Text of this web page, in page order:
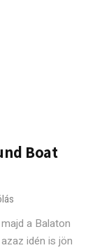
Boat
a Balaton
idén is jön